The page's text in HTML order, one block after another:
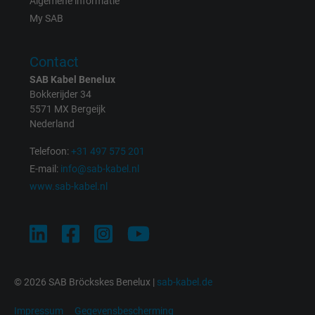
Vendor
Expire
Purpose
the help of this ID, Google can recognize
user on different websites across domains
and display personalized advertising.
Name
bkdwCNfVtWgQ67qT8AM,49021628980,
Google Ad Conversion Tracking
Vendor Google LLC, Google Ads
Expire Persistent
My SAB
Contact
SAB Kabel Benelux
Bokkerijder 34
5571 MX Bergeijk
Nederland
Telefoon:+31 497 575 201
E-mail: info@sab-kabel.nl
www.sab-kabel.nl
© 2026 SAB Bröckskes Benelux | sab-kabel.de
Impressum Gegevensbescherming